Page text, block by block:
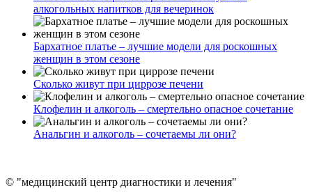
алкогольных напитков для вечеринок
Бархатное платье – лучшие модели для роскошных
женщин в этом сезоне
Сколько живут при циррозе печени
Клофелин и алкоголь – смертельно опасное сочетание
Анальгин и алкоголь – сочетаемы ли они?
© "медицинский центр диагностики и лечения"